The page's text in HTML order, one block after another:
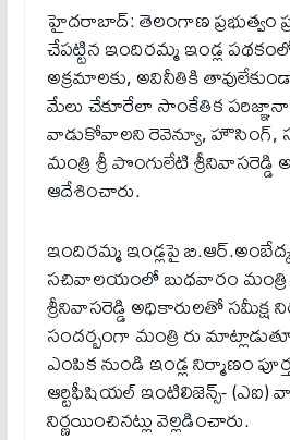
హైదరాబాద్: తెలంగాణ ప్ర‌భుత్వం
చేప‌ట్టిన ఇందిర‌మ్మ ఇండ్ల
అక్ర‌మాల‌కు, అవినీతికి
మేలు చేకూరేలా సాంకేతిక
వాడుకోవాల‌ని రెవెన్యూ,
మంత్రి శ్రీ పొంగులేటి శ్రీ‌నివాస‌రెడ్డి
ఆదేశించారు.
ఇందిర‌మ్మ ఇండ్ల‌పై
స‌చివాల‌యంలో బుధ‌వారం
శ్రీ‌నివాస‌రెడ్డి అధికారుల‌తో స‌మీక్ష
సంద‌ర్బంగా మంత్రి రు
ఎంపిక నుండి ఇండ్ల నిర్మాణం
ఆర్టిఫీషియ‌ల్ ఇంటిలిజెన్స్‌- (ఎఐ)
నిర్ణ‌యించిన‌ట్లు వెల్ల‌డించారు.